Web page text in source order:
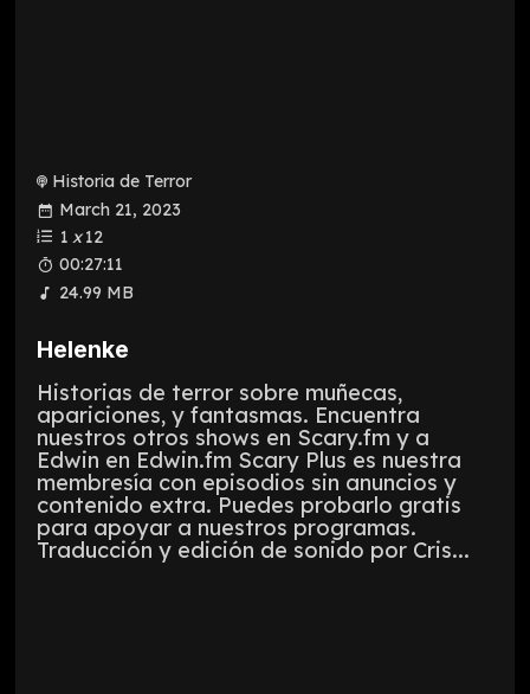
Historia de Terror
March 21, 2023
1 x 12
00:27:11
24.99 MB
Helenke
Historias de terror sobre muñecas,
apariciones, y fantasmas. Encuentra
nuestros otros shows en Scary.fm y a
Edwin en Edwin.fm Scary Plus es nuestra
membresía con episodios sin anuncios y
contenido extra. Puedes probarlo gratis
para apoyar a nuestros programas.
Traducción y edición de sonido por Cris...